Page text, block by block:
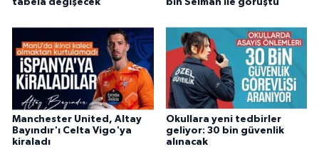
tabela değişecek
bin Selman ile görüştü
Manchester United, Altay
Bayındır'ı Celta Vigo'ya
kiraladı
Okullara yeni tedbirler
geliyor: 30 bin güvenlik
alınacak